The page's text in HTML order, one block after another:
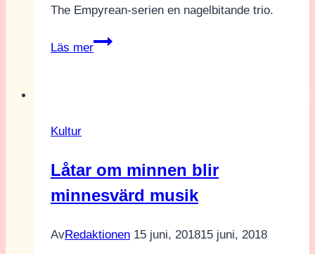
The Empyrean-serien en nagelbitande trio.
Läs mer
The
Kultur
Låtar om minnen blir
minnesvärd musik
AvRedaktionen 15 juni, 201815 juni, 2018